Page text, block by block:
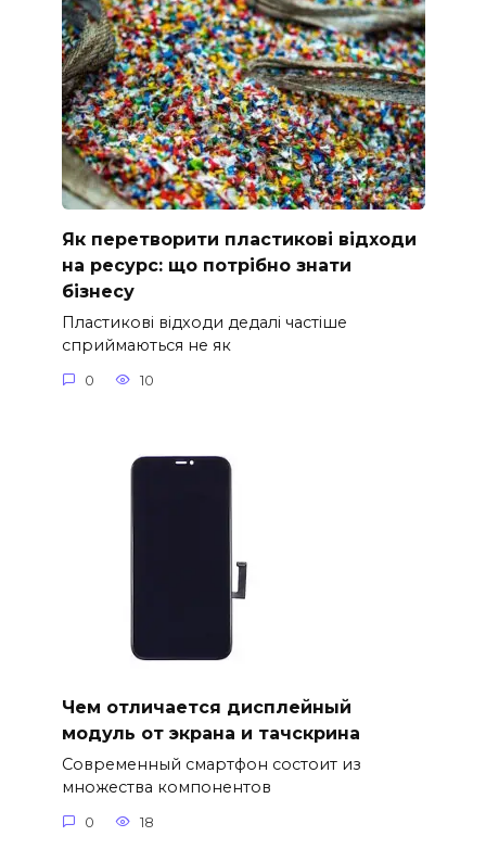
Як перетворити пластикові відходи
на ресурс: що потрібно знати
бізнесу
Пластикові відходи дедалі частіше
сприймаються не як
0 10
Чем отличается дисплейный
модуль от экрана и тачскрина
Современный смартфон состоит из
множества компонентов
0 18